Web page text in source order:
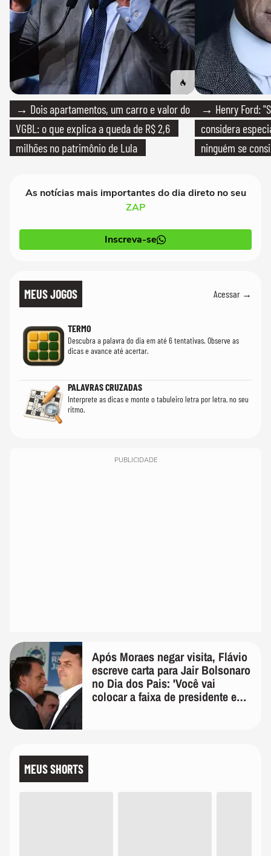
→ Dois apartamentos, um carro e valor do
VGBL: o que explica a queda de R$ 2,6
milhões no patrimônio de Lula
→ Henry Ford:
considera
ninguém se
As notícias mais importantes do dia direto no seu
ZAP
Inscreva-se
MEUS JOGOS Acessar →
TERMO
Descubra a palavra do dia em até 6 tentativas. Observe as
dicas e avance até acertar.
PALAVRAS CRUZADAS
Interprete as dicas e monte o tabuleiro letra por letra, no seu
ritmo.
PUBLICIDADE
Após Moraes negar visita, Flávio
escreve carta para Jair Bolsonaro
no Dia dos Pais: 'Você vai
colocar a faixa de presidente em
MEUS SHORTS